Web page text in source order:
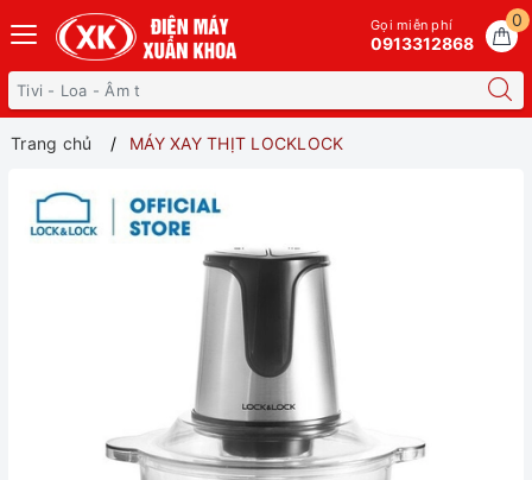
0
Gọi miễn phí
0913312868
Trang chủ MÁY XAY THỊT LOCKLOCK